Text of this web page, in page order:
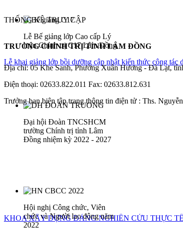
Lễ khai giảng lớp bồi dưỡng cập nhật kiến thức công
KHOA XÂY DỰNG ĐẢNG NGHIÊN CỨU THỰC
Lễ Bế giảng lớp Cao cấp Lý
luận Chính trị C17 Lâm Đồng
Đại hội Đoàn TNCSHCM
trường Chính trị tỉnh Lâm
Đồng nhiệm kỳ 2022 - 2027
Hội nghị Công chức, Viên
chức và Người lao động năm
2022
THỐNG KÊ TRUY CẬP
TRƯỜNG CHÍNH TRỊ TỈNH LÂM ĐỒNG
Địa chỉ: 05 Khe Sanh, Phường Xuân Hương - Đà Lạt,
Điện thoại: 02633.822.011 Fax: 02633.812.631
Trưởng ban biên tập trang thông tin điện tử : Ths.